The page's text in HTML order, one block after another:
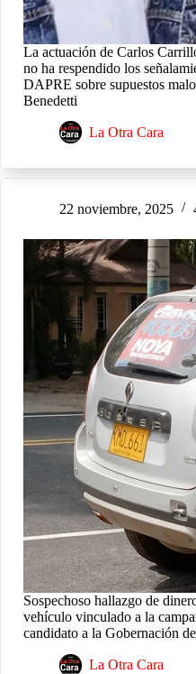
La actuación de Carlos
no ha respendido los
DAPRE sobre supuestos
Benedetti
La Otra Cara
22 noviembre, 2025
Sospechoso hallazgo de
vehículo vinculado a la
candidato a la Gobernación
La Otra Cara